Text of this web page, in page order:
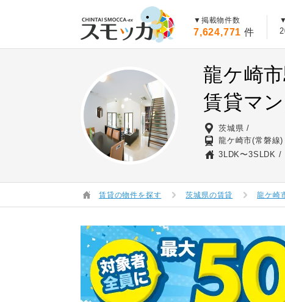
▼掲載物件数
7,624,771 件
龍ケ崎
賃貸マ
茨城県
龍ケ崎市(常磐線)
3LDK〜3SLDK
賃貸の物件を探す 茨城県の賃貸 龍ケ崎